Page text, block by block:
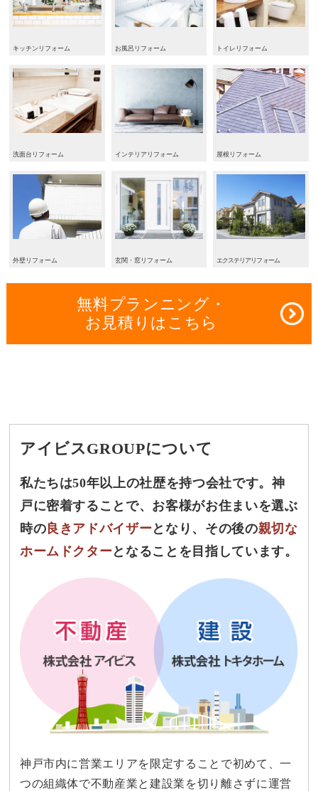
キッチンリフォーム お風呂リフォーム トイレリフォーム
洗面台リフォーム インテリアリフォーム 屋根リフォーム
外壁リフォーム 玄関・窓リフォーム エクステリアリフォーム
無料プランニング・
お見積りはこちら
アイビスGROUPについて
私たちは50年以上の社歴を持つ会社です。神
戸に密着することで、お客様がお住まいを選ぶ
時の良きアドバイザーとなり、その後の親切な
ホームドクターとなることを目指しています。
神戸市内に営業エリアを限定することで初めて、一
つの組織体で不動産業と建設業を切り離さずに運営